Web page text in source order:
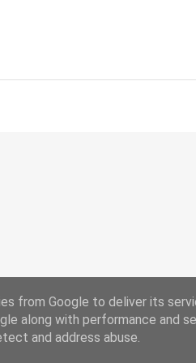
from Google to deliver its
along with performance and
and address abuse.